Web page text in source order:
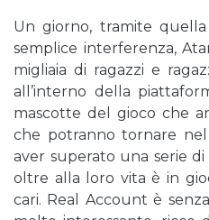
Un giorno, tramite
semplice interferenza,
migliaia di ragazzi e
all’interno della
mascotte del gioco che
che potranno tornare
aver superato una serie
oltre alla loro vita è in
cari. Real Account è